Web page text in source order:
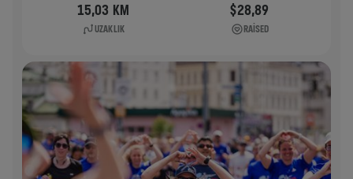
15,03 KM
UZAKLIK
$28,89
RAISED